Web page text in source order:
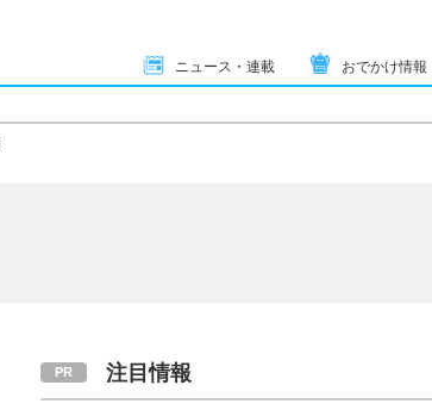
ニュース・連載 おでかけ情報
注目情報